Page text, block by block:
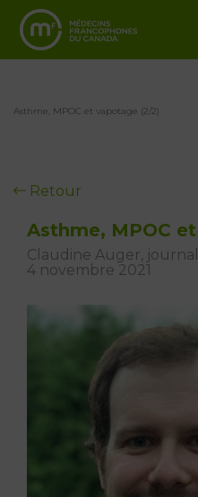
Asthme, MPOC et vapotage (2/2)
Retour
Asthme, MPOC
Claudine Auger,
4 novembre 2021